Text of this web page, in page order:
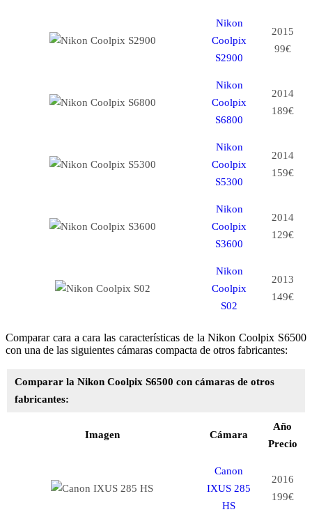
Nikon
Coolpix
S2900
2015
99€
Nikon
Coolpix
S6800
2014
189€
Nikon
Coolpix
S5300
2014
159€
Nikon
Coolpix
S3600
2014
129€
Nikon
Coolpix
S02
2013
149€
Comparar cara a cara las características de la Nikon Coolpix S6500
con una de las siguientes cámaras compacta de otros fabricantes:
Comparar la Nikon Coolpix S6500 con cámaras de otros
fabricantes:
Imagen Cámara
Año
Precio
Canon
IXUS 285
HS
2016
199€